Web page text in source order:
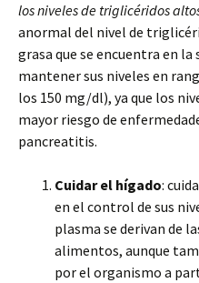
los niveles de triglicéridos
anormal del nivel de
grasa que se encuentra en
mantener sus niveles en
los 150 mg/dl), ya que los
mayor riesgo de
pancreatitis.
Cuidar el hígado:
en el control de sus
plasma se derivan de
alimentos, aunque
por el organismo a